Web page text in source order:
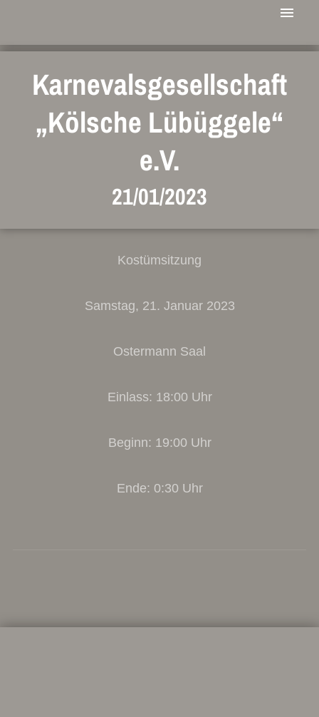
Karnevalsgesellschaft
„Kölsche Lübüggele“
e.V.
21/01/2023
Kostümsitzung
Samstag, 21. Januar 2023
Ostermann Saal
Einlass: 18:00 Uhr
Beginn: 19:00 Uhr
Ende: 0:30 Uhr